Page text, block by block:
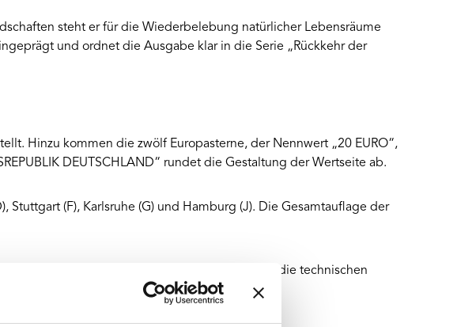
steht er für die Wiederbelebung natürlicher Lebensräume
und ordnet die Ausgabe klar in die Serie „Rückkehr der
Hinzu kommen die zwölf Europasterne, der Nennwert „20 EURO“,
DEUTSCHLAND“ rundet die Gestaltung der Wertseite ab.
(F), Karlsruhe (G) und Hamburg (J). Die Gesamtauflage der
ist ebenfalls enthalten und bestätigt die technischen